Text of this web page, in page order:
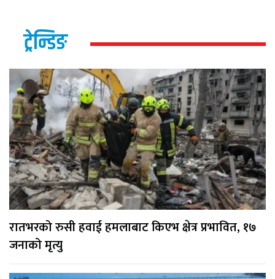
ट्रेन्डिङ
रातभरको रुसी हवाई हमलाबाट किएभ क्षेत्र प्रभावित, १७
जनाको मृत्यु